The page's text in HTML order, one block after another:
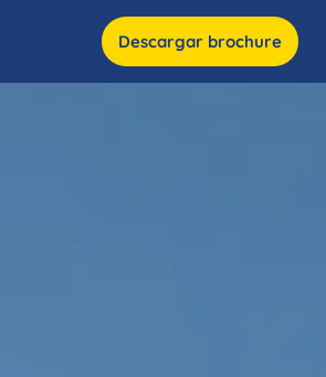
Descargar brochure